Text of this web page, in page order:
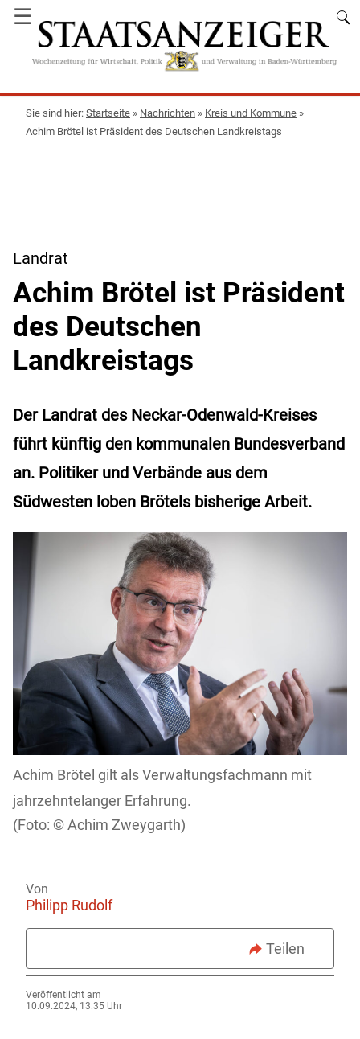
☰
Startseite » Nachrichten » Kreis und Kommune »
Achim Brötel ist Präsident des Deutschen Landkreistags
Landrat
Achim Brötel ist Präsident
des Deutschen
Landkreistags
Der Landrat des Neckar-Odenwald-Kreises
führt künftig den kommunalen Bundesverband
an. Politiker und Verbände aus dem
Südwesten loben Brötels bisherige Arbeit.
Achim Brötel gilt als Verwaltungsfachmann mit
jahrzehntelanger Erfahrung.
Achim Zweygarth)
Von
Philipp Rudolf
Teilen
Veröffentlicht am
10.09.2024, 13:35 Uhr